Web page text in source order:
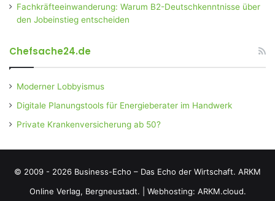
Fachkräfteeinwanderung: Warum B2-Deutschkenntnisse über
den Jobeinstieg entscheiden
Chefsache24.de
Moderner Lobbyismus
Digitale Planungstools für Energieberater im Handwerk
Private Krankenversicherung ab 50?
© 2009 - 2026 Business-Echo – Das Echo der Wirtschaft. ARKM
Online Verlag, Bergneustadt.
Webhosting: ARKM.cloud.